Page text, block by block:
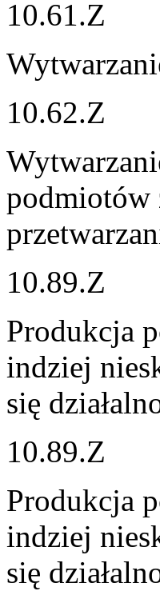
10.61.Z
10.62.Z
podmiotów
10.89.Z
Produkcja
indziej
się
10.89.Z
Produkcja
indziej
się